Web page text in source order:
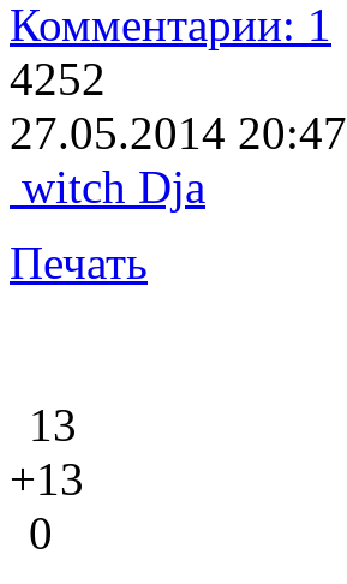
Комментарии: 1
4252
27.05.2014 20:47
witch Dja
Печать
13
+13
0